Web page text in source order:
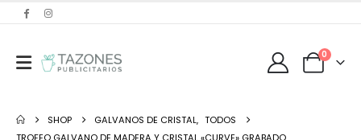
0
SHOP GALVANOS DE CRISTAL, TODOS